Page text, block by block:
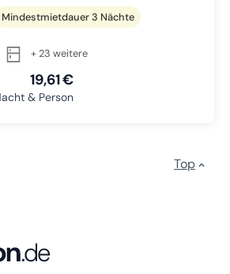
Mindestmietdauer 3 Nächte
+ 23 weitere
19,61 €
& Person
Top